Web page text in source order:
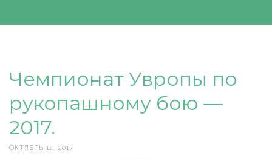
Чемпионат Увропы по
рукопашному бою —
2017.
ОКТЯБРЬ 14, 2017